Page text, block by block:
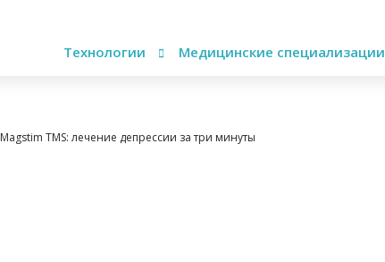
Технологии Медицинские специализации
Magstim TMS: лечение депрессии за три минуты